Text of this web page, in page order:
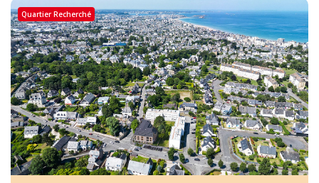
Quartier Recherché